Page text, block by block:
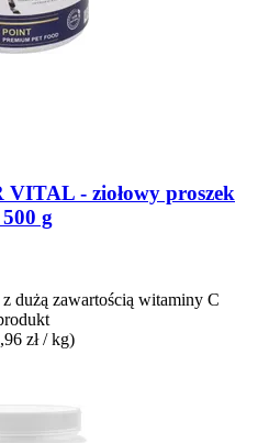
VITAL -​ ziołowy proszek
g
dużą zawartością witaminy C
zł / kg)